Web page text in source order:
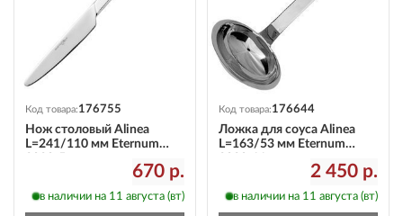
Код товара:176755
Нож столовый Alinea
L=241/110 мм Eternum
670 р.
в наличии на 11 августа (вт)
Код товара:176644
Ложка для соуса Alinea
L=163/53 мм Eternum
2 450 р.
в наличии на 11 августа (вт)